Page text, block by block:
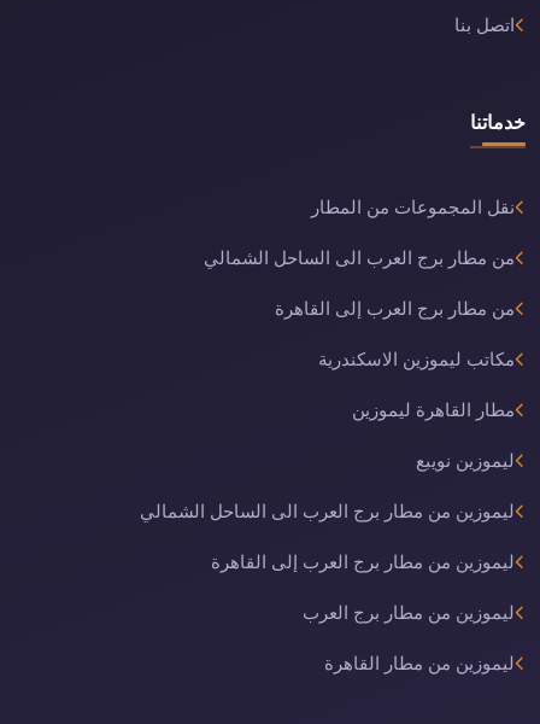
اتصل بنا
خدماتنا
نقل المجموعات من المطار
من مطار برج العرب الى الساحل الشمالي
من مطار برج العرب إلى القاهرة
مكاتب ليموزين الاسكندرية
مطار القاهرة ليموزين
ليموزين نويبع
ليموزين من مطار برج العرب الى الساحل الشمالي
ليموزين من مطار برج العرب إلى القاهرة
ليموزين من مطار برج العرب
ليموزين من مطار القاهرة